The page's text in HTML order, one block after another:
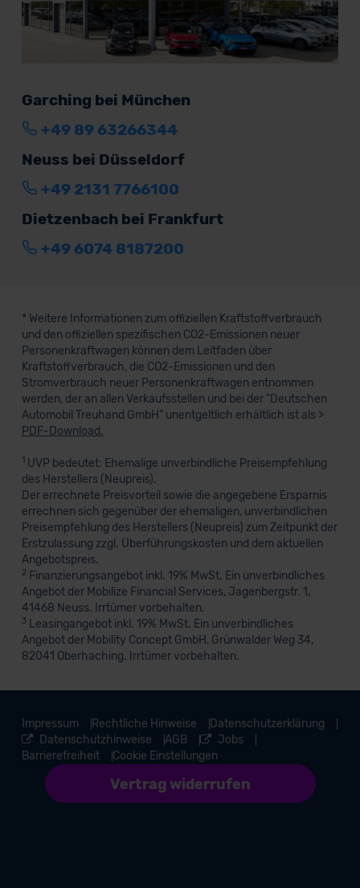
Garching bei München
+49 89 63266344
Neuss bei Düsseldorf
+49 2131 7766100
Dietzenbach bei Frankfurt
+49 6074 8187200
* Weitere Informationen zum offiziellen Kraftstoffverbrauch
und den offiziellen spezifischen CO2-Emissionen neuer
Personenkraftwagen können dem Leitfaden über
Kraftstoffverbrauch, die CO2-Emissionen und den
Stromverbrauch neuer Personenkraftwagen entnommen
werden, der an allen Verkaufsstellen und bei der "Deutschen
Automobil Treuhand GmbH" unentgeltlich erhältlich ist als >
PDF-Download.
1UVP bedeutet: Ehemalige unverbindliche Preisempfehlung
des Herstellers (Neupreis).
Der errechnete Preisvorteil sowie die angegebene Ersparnis
errechnen sich gegenüber der ehemaligen, unverbindlichen
Preisempfehlung des Herstellers (Neupreis) zum Zeitpunkt der
Erstzulassung zzgl. Überführungskosten und dem aktuellen
Angebotspreis.
2 Finanzierungsangebot inkl. 19% MwSt. Ein unverbindliches
Angebot der Mobilize Financial Services, Jagenbergstr. 1,
41468 Neuss. Irrtümer vorbehalten.
3Leasingangebot inkl. 19% MwSt. Ein unverbindliches
Angebot der Mobility Concept GmbH, Grünwalder Weg 34,
82041 Oberhaching. Irrtümer vorbehalten.
Impressum Rechtliche Hinweise
Datenschutzerklärung
Datenschutzhinweise
AGB
Jobs
Barrierefreiheit
Vertrag widerrufen
Cookie Einstellungen